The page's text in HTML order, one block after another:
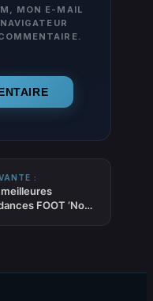
MON E-MAIL
:
meilleures
FOOT ‘No